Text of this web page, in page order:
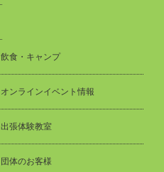
飲食・キャンプ
オンラインイベント情報
出張体験教室
団体のお客様